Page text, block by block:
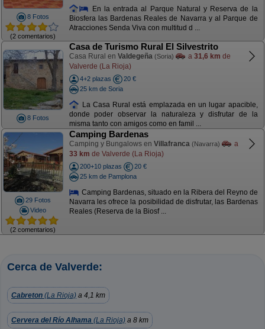
8 Fotos
(2 comentarios)
En la entrada al Parque Natural y Reserva de la
Biosfera las Bardenas Reales de Navarra y al Parque de
Atracciones Senda Viva con multitud d ...
8 Fotos
Casa de Turismo Rural El Silvestrito
Casa Rural en Valdegeña (Soria) a 31,6 km de
Valverde (La Rioja)
4+2 plazas
20 €
25 km de Soria
La Casa Rural está emplazada en un lugar apacible,
donde poder observar la naturaleza y disfrutar de la
misma tanto con amigos como en famil ...
29 Fotos
Video
(2 comentarios)
Camping Bardenas
Camping y Bungalows en Villafranca (Navarra)
a
33 km de Valverde (La Rioja)
200+10 plazas
20 €
25 km de Pamplona
Camping Bardenas, situado en la Ribera del Reyno de
Navarra les ofrece la posibilidad de disfrutar, las Bardenas
Reales (Reserva de la Biosf ...
Cerca de Valverde:
Cabreton (La Rioja) a 4,1 km
Cervera del Río Alhama (La Rioja) a 8 km